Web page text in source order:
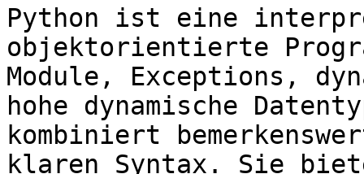
Python ist eine
objektorientierte
Module, Exceptions,
hohe dynamische
kombiniert
klaren Syntax. Sie